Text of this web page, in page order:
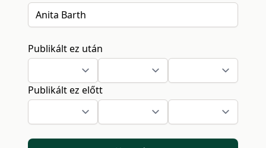
Publikált ez után
Publikált ez előtt